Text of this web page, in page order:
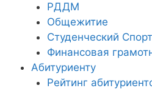
РДДМ
Общежитие
Студенческий
Финансовая
Абитуриенту
Рейтинг